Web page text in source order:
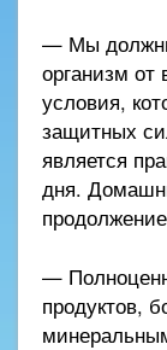
— Мы должны
организм от
условия,
защитных
является
дня.
—
продуктов,